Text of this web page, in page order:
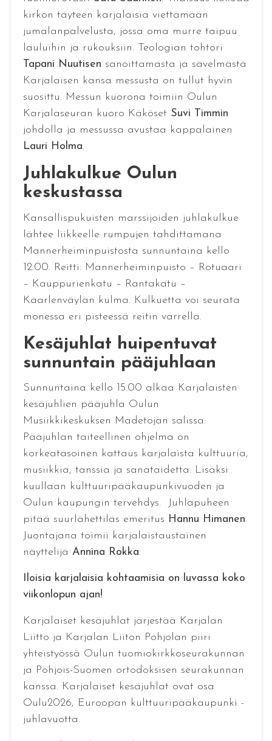
kirkon täyteen karjalaisia viettämään
jumalanpalvelusta, jossa oma murre taipuu
lauluihin ja rukouksiin. Teologian tohtori
Tapani Nuutisen sanoittamasta ja sävelmästä
Karjalaisen kansa messusta on tullut hyvin
suosittu. Messun kuorona toimiin Oulun
Karjalaseuran kuoro Käköset Suvi Timmin
johdolla ja messussa avustaa kappalainen
Lauri Holma.
Juhlakulkue Oulun
keskustassa
Kansallispukuisten marssijoiden juhlakulkue
lähtee liikkeelle rumpujen tahdittamana
Mannerheiminpuistosta sunnuntaina kello
12.00. Reitti: Mannerheiminpuisto – Rotuaari
– Kauppurienkatu – Rantakatu –
Kaarlenväylän kulma. Kulkuetta voi seurata
monessa eri pisteessä reitin varrella.
Kesäjuhlat huipentuvat
sunnuntain pääjuhlaan
Sunnuntaina kello 15.00 alkaa Karjalaisten
kesäjuhlien pääjuhla Oulun
Musiikkikeskuksen Madetojan salissa.
Pääjuhlan taiteellinen ohjelma on
korkeatasoinen kattaus karjalaista kulttuuria,
musiikkia, tanssia ja sanataidetta. Lisäksi
kuullaan kulttuuripääkaupunkivuoden ja
Oulun kaupungin tervehdys. Juhlapuheen
pitää suurlähettiläs emeritus Hannu Himanen.
Juontajana toimii karjalaistaustainen
näyttelijä Annina Rokka.
Iloisia karjalaisia kohtaamisia on luvassa koko
viikonlopun ajan!
Karjalaiset kesäjuhlat järjestää Karjalan
Liitto ja Karjalan Liiton Pohjolan piiri
yhteistyössä Oulun tuomiokirkkoseurakunnan
ja Pohjois-Suomen ortodoksisen seurakunnan
kanssa. Karjalaiset kesäjuhlat ovat osa
Oulu2026, Euroopan kulttuuripääkaupunki -
juhlavuotta.